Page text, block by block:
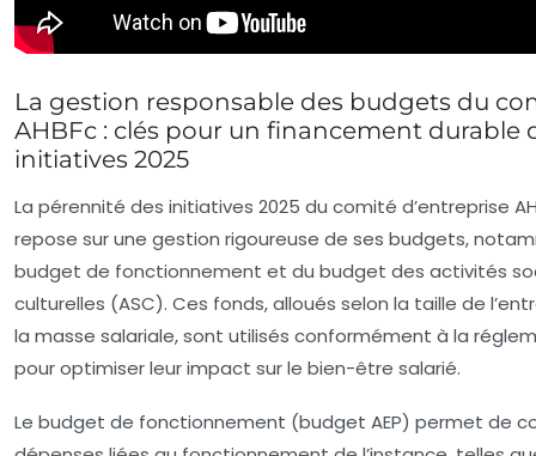
La gestion responsable des budgets du
AHBFc : clés pour un financement durable
initiatives 2025
La pérennité des initiatives 2025 du comité d’entreprise
repose sur une gestion rigoureuse de ses budgets,
budget de fonctionnement et du budget des activités
culturelles (ASC). Ces fonds, alloués selon la taille de
la masse salariale, sont utilisés conformément à la
pour optimiser leur impact sur le bien-être salarié.
Le budget de fonctionnement (budget AEP) permet de